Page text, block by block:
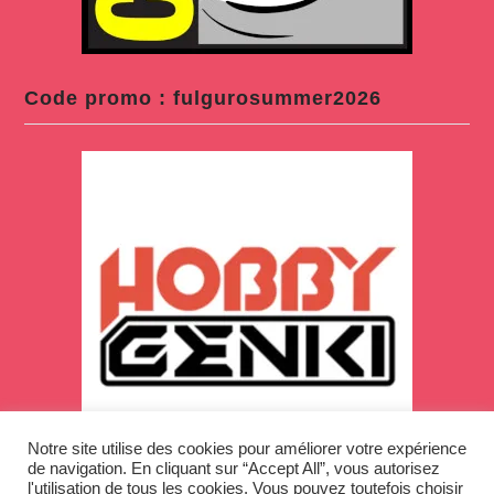
Code promo : fulgurosummer2026
Notre site utilise des cookies pour améliorer votre expérience
de navigation. En cliquant sur “Accept All”, vous autorisez
l'utilisation de tous les cookies. Vous pouvez toutefois choisir